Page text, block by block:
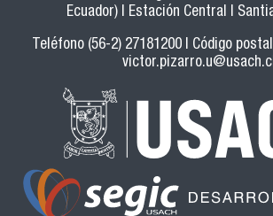
Ecuador) | Estación Central |
Teléfono (56-2) 27181200 | Código